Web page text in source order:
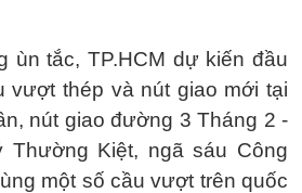
ùn tắc, TP.HCM dự kiến đầu
vượt thép và nút giao mới tại
nút giao đường 3 Tháng 2 -
Kiệt, ngã sáu Công
một số cầu vượt trên quốc